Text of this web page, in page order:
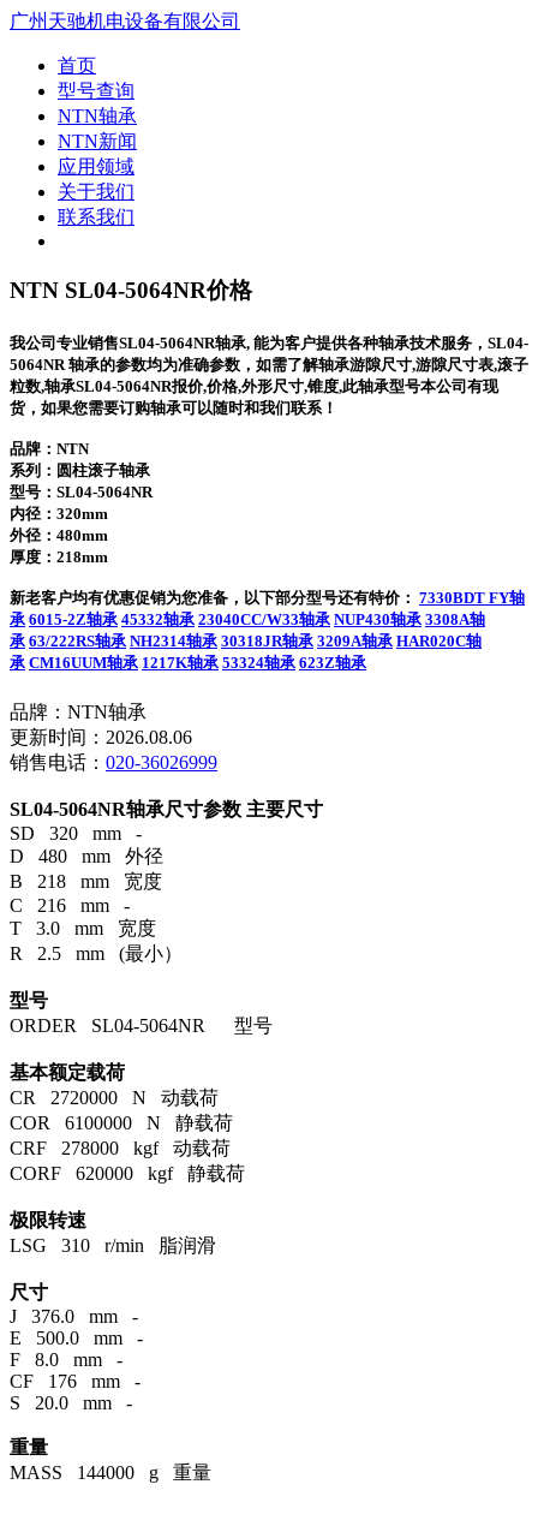
广州天驰机电设备有限公司
首页
型号查询
NTN轴承
NTN新闻
应用领域
关于我们
联系我们
NTN SL04-5064NR价格
我公司专业销售SL04-5064NR轴承, 能为客户提供各种轴承技术服务，SL04-
5064NR 轴承的参数均为准确参数，如需了解轴承游隙尺寸,游隙尺寸表,滚子
粒数,轴承SL04-5064NR报价,价格,外形尺寸,锥度,此轴承型号本公司有现
货，如果您需要订购轴承可以随时和我们联系！
品牌：NTN
系列：圆柱滚子轴承
型号： SL04-5064NR
内径：320mm
外径：480mm
厚度：218mm
新老客户均有优惠促销为您准备，以下部分型号还有特价： 7330BDT FY轴
承 6015-2Z轴承 45332轴承 23040CC/W33轴承 NUP430轴承 3308A轴
承 63/222RS轴承 NH2314轴承 30318JR轴承 3209A轴承 HAR020C轴
承 CM16UUM轴承 1217K轴承 53324轴承 623Z轴承
品牌：NTN轴承
更新时间：2026.08.06
销售电话： 020-36026999
SL04-5064NR轴承尺寸参数 主要尺寸
SD 320 mm -
D 480 mm 外径
B 218 mm 宽度
C 216 mm -
T 3.0 mm 宽度
R 2.5 mm (最小）
型号
ORDER SL04-5064NR 型号
基本额定载荷
CR 2720000 N 动载荷
COR 6100000 N 静载荷
CRF 278000 kgf 动载荷
CORF 620000 kgf 静载荷
极限转速
LSG 310 r/min 脂润滑
尺寸
J 376.0 mm -
E 500.0 mm -
F 8.0 mm -
CF 176 mm -
S 20.0 mm -
重量
MASS 144000 g 重量